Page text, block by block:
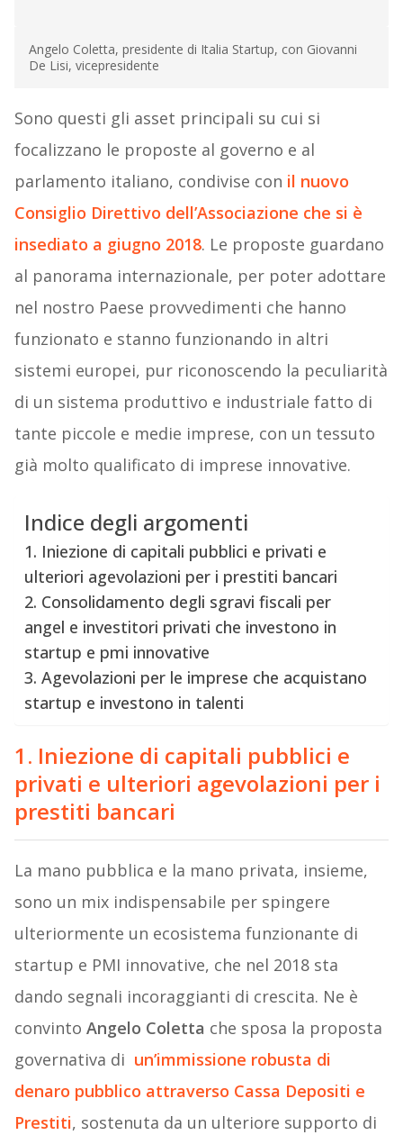
Angelo Coletta, presidente di Italia Startup, con Giovanni
De Lisi, vicepresidente
Sono questi gli asset principali su cui si
focalizzano le proposte al governo e al
parlamento italiano, condivise con il nuovo
Consiglio Direttivo dell’Associazione che si è
insediato a giugno 2018. Le proposte guardano
al panorama internazionale, per poter adottare
nel nostro Paese provvedimenti che hanno
funzionato e stanno funzionando in altri
sistemi europei, pur riconoscendo la peculiarità
di un sistema produttivo e industriale fatto di
tante piccole e medie imprese, con un tessuto
già molto qualificato di imprese innovative.
Indice degli argomenti
1. Iniezione di capitali pubblici e privati e
ulteriori agevolazioni per i prestiti bancari
2. Consolidamento degli sgravi fiscali per
angel e investitori privati che investono in
startup e pmi innovative
3. Agevolazioni per le imprese che acquistano
startup e investono in talenti
1. Iniezione di capitali pubblici e
privati e ulteriori agevolazioni per i
prestiti bancari
La mano pubblica e la mano privata, insieme,
sono un mix indispensabile per spingere
ulteriormente un ecosistema funzionante di
startup e PMI innovative, che nel 2018 sta
dando segnali incoraggianti di crescita. Ne è
convinto Angelo Coletta che sposa la proposta
governativa di un’immissione robusta di
denaro pubblico attraverso Cassa Depositi e
Prestiti, sostenuta da un ulteriore supporto di